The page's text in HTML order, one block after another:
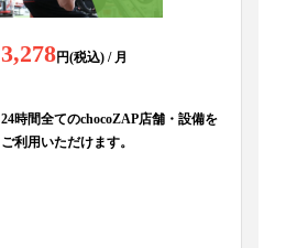
3,278円(税込) / 月
24時間全てのchocoZAP店舗・設備を
ご利用いただけます。